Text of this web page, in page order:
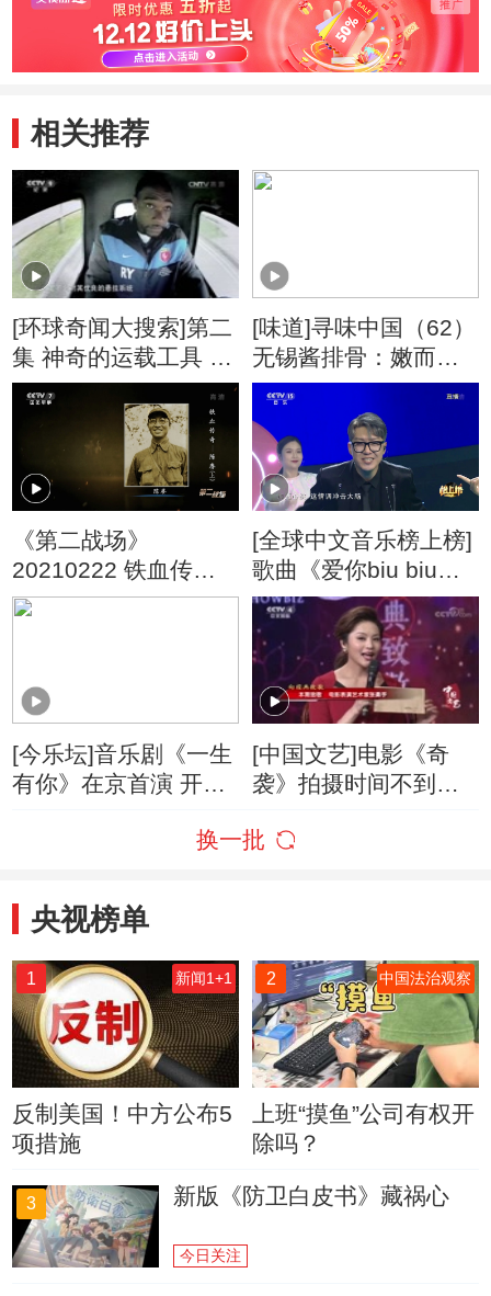
相关推荐
[环球奇闻大搜索]第二
集 神奇的运载工具 皮
尔P50
[味道]寻味中国（62）
无锡酱排骨：嫩而不
柴、肉香浓郁
《第二战场》
20210222 铁血传奇
陈赓（上）
[全球中文音乐榜上榜]
歌曲《爱你biu biu》
演唱：阿里郎
[今乐坛]音乐剧《一生
有你》在京首演 开启
[中国文艺]电影《奇
袭》拍摄时间不到两
换一批
央视榜单
1 新闻1+1
反制美国！中方公布5
项措施
2 中国法治观察
上班“摸鱼”公司有权开
除吗？
3 新版《防卫白皮书》藏祸心
今日关注